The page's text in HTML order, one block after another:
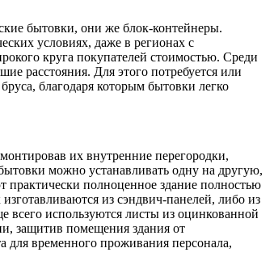
бытовки, они же блок-контейнеры.
условиях, даже в регионах с
круга покупателей стоимостью. Среди
расстояния. Для этого потребуется или
благодаря которым бытовки легко
их внутренние перегородки,
можно устанавливать одну на другую,
практически полноценное здание полностью
из сэндвич-панелей, либо из
используются листы из оцинкованной
защитив помещения здания от
для временного проживания персонала,